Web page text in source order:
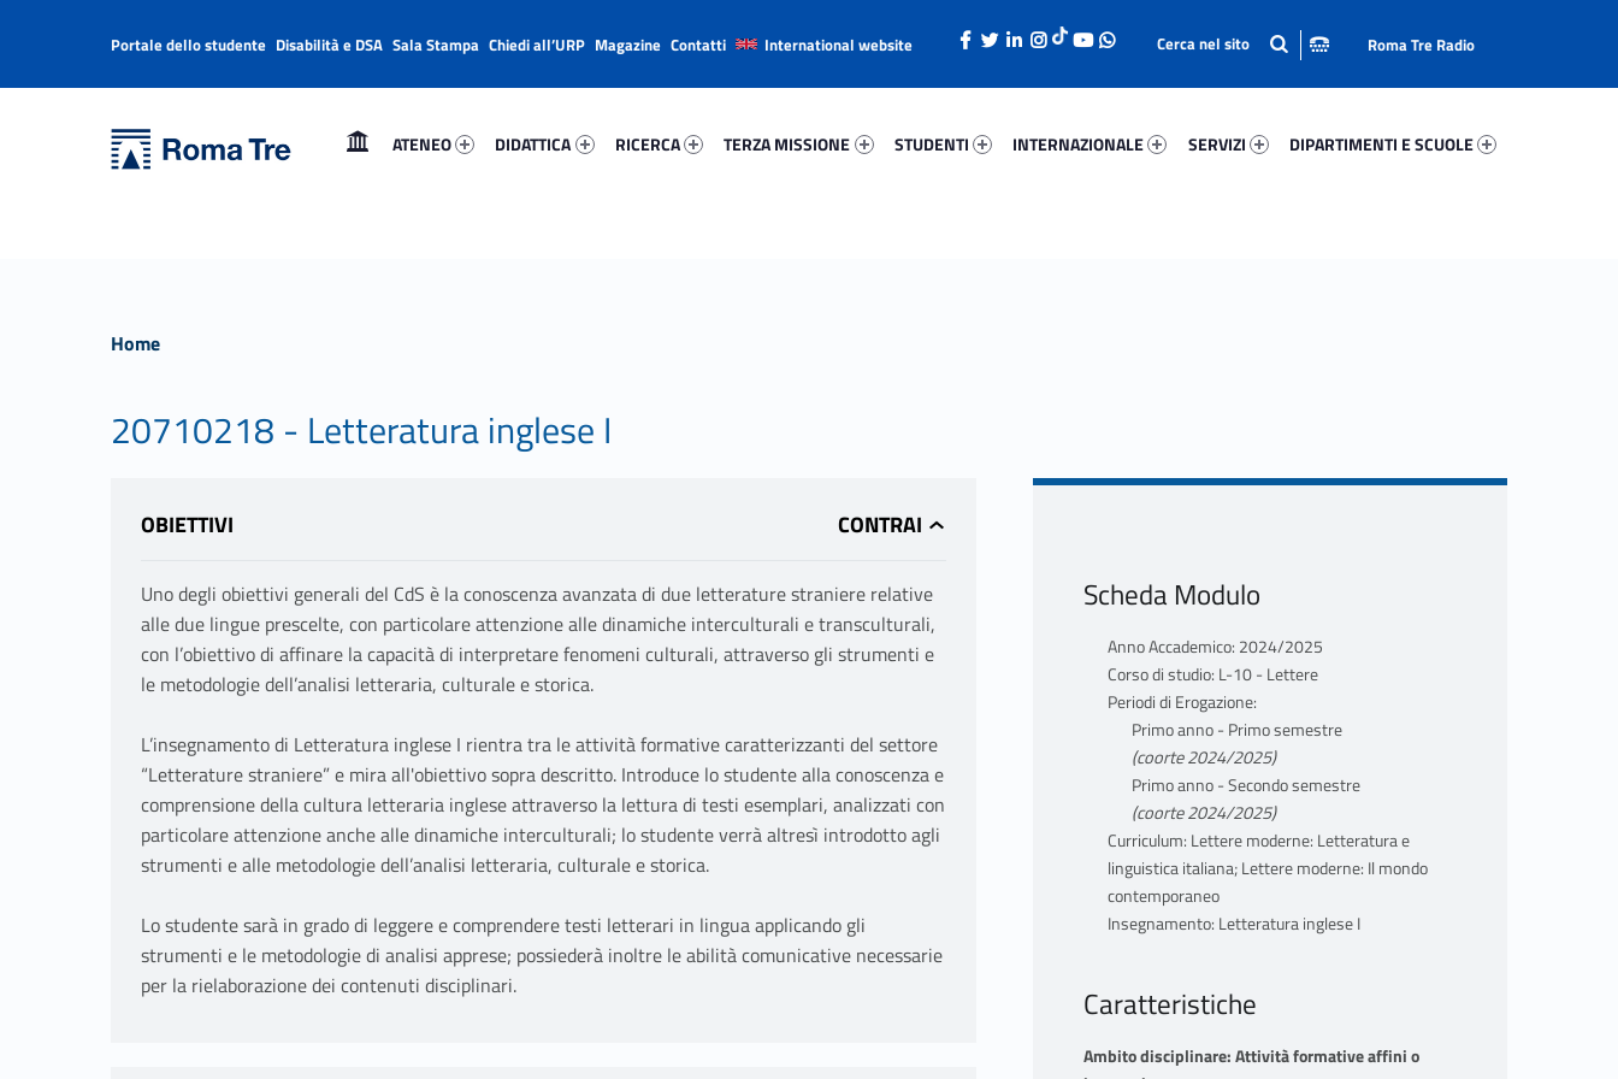
Università Roma Tre
ATENEO
DIDATTICA
RICERCA
TERZA MISSIONE
STUDENTI
INTERNAZIONALE
SERVIZI
DIPARTIMENTI E SCUOLE
Header info sidebar
Portale dello studente Disabilità e DSA Sala Stampa Chiedi all’URP Magazine Contatti International website Roma Tre Radio
Home
20710218 - Letteratura inglese I
OBIETTIVI
Uno degli obiettivi generali del CdS è la conoscenza avanzata di due letterature straniere relative
alle due lingue prescelte, con particolare attenzione alle dinamiche interculturali e transculturali,
con l’obiettivo di affinare la capacità di interpretare fenomeni culturali, attraverso gli strumenti e
le metodologie dell’analisi letteraria, culturale e storica.
L’insegnamento di Letteratura inglese I rientra tra le attività formative caratterizzanti del settore
“Letterature straniere” e mira all'obiettivo sopra descritto. Introduce lo studente alla conoscenza e
comprensione della cultura letteraria inglese attraverso la lettura di testi esemplari, analizzati con
particolare attenzione anche alle dinamiche interculturali; lo studente verrà altresì introdotto agli
strumenti e alle metodologie dell’analisi letteraria, culturale e storica.
Lo studente sarà in grado di leggere e comprendere testi letterari in lingua applicando gli
strumenti e le metodologie di analisi apprese; possiederà inoltre le abilità comunicative necessarie
per la rielaborazione dei contenuti disciplinari.
Scheda Modulo
Anno Accademico: 2024/2025
Corso di studio: L-10 - Lettere
Periodi di Erogazione:
Primo anno - Primo semestre
(coorte 2024/2025)
Primo anno - Secondo semestre
(coorte 2024/2025)
Curriculum: Lettere moderne: Letteratura e
linguistica italiana; Lettere moderne: Il mondo
contemporaneo
Insegnamento: Letteratura inglese I
Caratteristiche
Ambito disciplinare: Attività formative affini o